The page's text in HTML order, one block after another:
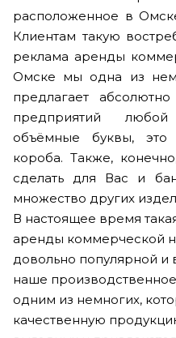
расположенное в
Клиентам такую
реклама аренды
Омске мы одна из
предлагает
предприятий
объёмные буквы,
короба. Также,
сделать для Вас и
множество других
В настоящее время
аренды коммерческой
довольно популярной и
наше
одним из немногих,
качественную